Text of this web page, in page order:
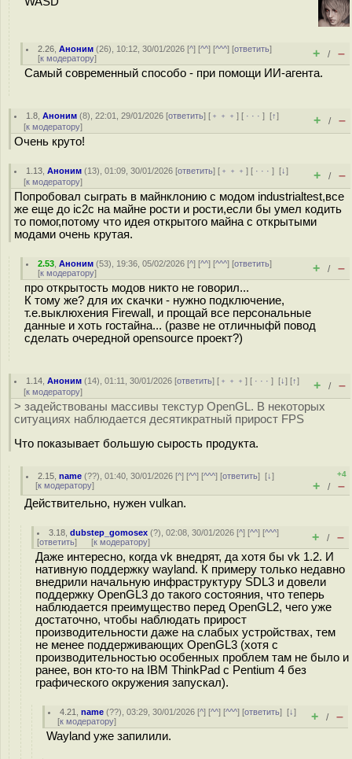
2.26 ,Аноним (26), 10:12, 30/01/2026 [^] [^^] [^^^] [ответить]
[к модератору] + / –
Самый современный способо - при помощи ИИ-агента.
1.8 ,Аноним (8), 22:01, 29/01/2026 [ответить] [ ﹢﹢﹢] [ · · ·][↑]
[к модератору] + / –
Очень круто!
1.13 ,Аноним (13), 01:09, 30/01/2026 [ответить] [ ﹢﹢﹢] [ · · ·][↓]
[к модератору] + / –
Попробовал сыграть в майнклонию с модом industrialtest,все
же еще до ic2c на майне рости и рости,если бы умел кодить
то помог,потому что идея открытого майна с открытыми
модами очень крутая.
2.53 ,Аноним (53), 19:36, 05/02/2026 [^] [^^] [^^^] [ответить]
[к модератору] + / –
про открытость модов никто не говорил...
К тому же? для их скачки - нужно подключение,
т.е.выклюxения Firewall, и прощай все персональные
данные и хоть гостайна... (разве не отличныфй повод
сделать очередной opensource проект?)
1.14 ,Аноним (14), 01:11, 30/01/2026 [ответить] [ ﹢﹢﹢] [ · · ·][↓] [↑]
[к модератору] + / –
> задействованы массивы текстур OpenGL. В некоторых
ситуациях наблюдается десятикратный прирост FPS
Что показывает большую сырость продукта.
2.15 ,name (??), 01:40, 30/01/2026 [^] [^^] [^^^] [ответить][↓]
[к модератору]
+4
+ / –
Действительно, нужен vulkan.
3.18 ,dubstep_gomosex (?), 02:08, 30/01/2026 [^] [^^] [^^^]
[ответить] [к модератору] + / –
Даже интересно, когда vk внедрят, да хотя бы vk 1.2. И
нативную поддержку wayland. К примеру только недавно
внедрили начальную инфраструктуру SDL3 и довели
поддержку OpenGL3 до такого состояния, что теперь
наблюдается преимущество перед OpenGL2, чего уже
достаточно, чтобы наблюдать прирост
производительности даже на слабых устройствах, тем
не менее поддерживающих OpenGL3 (хотя с
производительностью особенных проблем там не было и
ранее, вон кто-то на IBM ThinkPad с Pentium 4 без
графического окружения запускал).
4.21 ,name (??), 03:29, 30/01/2026 [^] [^^] [^^^] [ответить][↓]
[к модератору] + / –
Wayland уже запилили.